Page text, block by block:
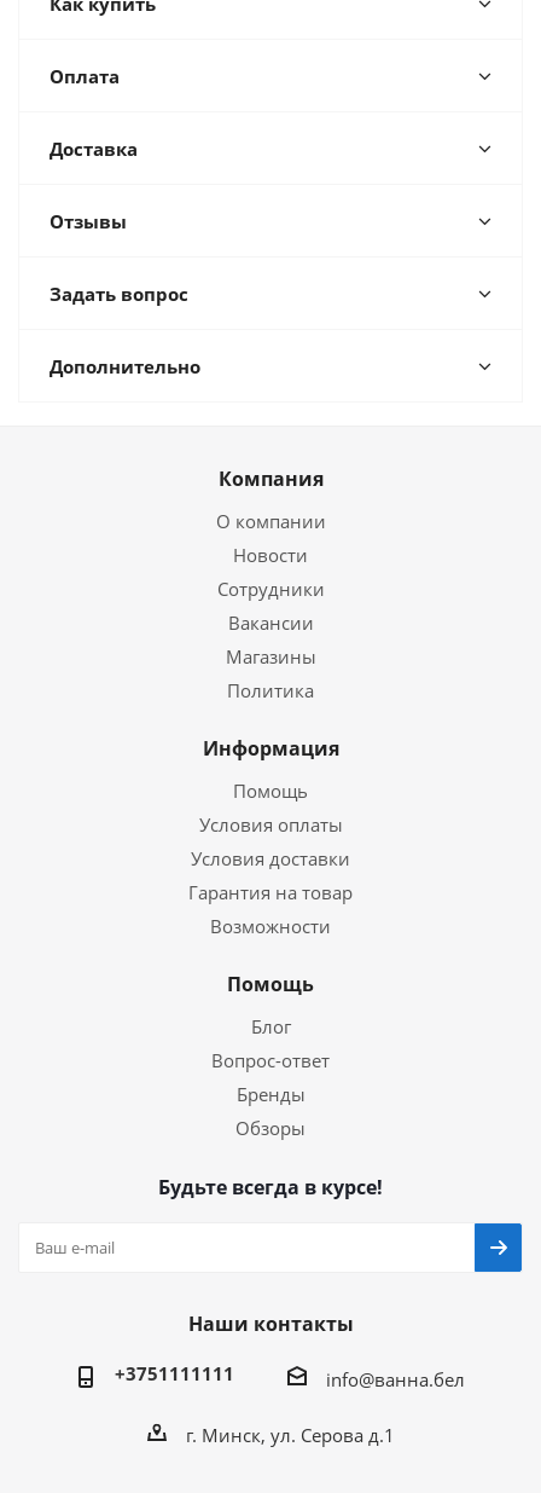
Оплата
Доставка
Отзывы
Задать вопрос
Дополнительно
Компания
О компании
Новости
Сотрудники
Вакансии
Магазины
Политика
Информация
Помощь
Условия оплаты
Условия доставки
Гарантия на товар
Возможности
Помощь
Блог
Вопрос-ответ
Бренды
Обзоры
Будьте всегда в курсе!
Наши контакты
+3751111111 info@ванна.бел
г. Минск, ул. Серова д.1